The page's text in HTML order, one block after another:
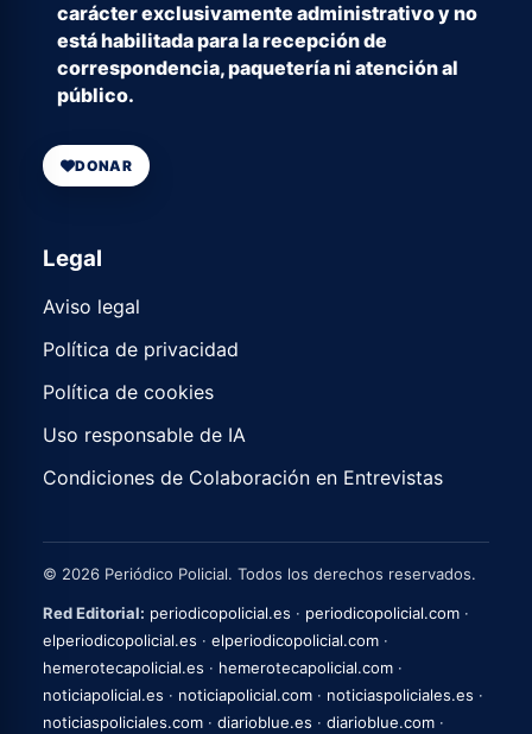
carácter exclusivamente administrativo y no
está habilitada para la recepción de
correspondencia, paquetería ni atención al
público.
DONAR
Legal
Aviso legal
Política de privacidad
Política de cookies
Uso responsable de IA
Condiciones de Colaboración en Entrevistas
© 2026 Periódico Policial. Todos los derechos reservados.
Red Editorial: periodicopolicial.es · periodicopolicial.com ·
elperiodicopolicial.es · elperiodicopolicial.com ·
hemerotecapolicial.es · hemerotecapolicial.com ·
noticiapolicial.es · noticiapolicial.com · noticiaspoliciales.es ·
noticiaspoliciales.com · diarioblue.es · diarioblue.com ·